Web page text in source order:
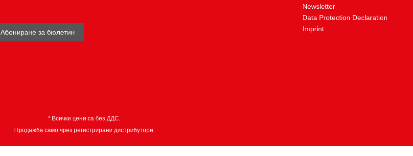
Абониране за бюлетин
Newsletter
Data Protection Declaration
Imprint
* Всички цени са без ДДС.
Продажба само чрез регистрирани дистрибутори.